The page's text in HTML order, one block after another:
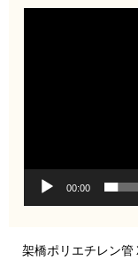
00:00
架橋ポリエチレン